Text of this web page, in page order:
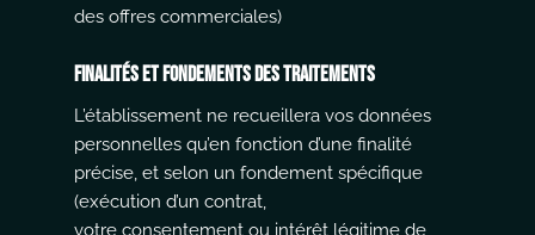
des offres commerciales)
Finalités et fondements des traitements
L’établissement ne recueillera vos données
personnelles qu’en fonction d’une finalité
précise, et selon un fondement spécifique
(exécution d’un contrat,
votre consentement ou intérêt légitime de